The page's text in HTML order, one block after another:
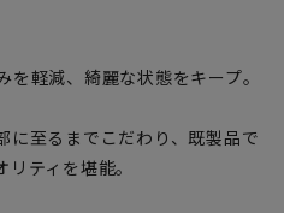
軽減、綺麗な状態をキープ。
に至るまでこだわり、既製品で
ティを堪能。